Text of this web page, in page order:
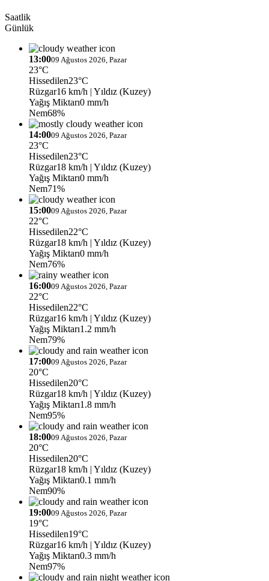
Saatlik
Günlük
13:0009 Ağustos 2026, Pazar
23°C
Hissedilen23°C
Rüzgar16 km/h | Yıldız (Kuzey)
Yağış Miktarı0 mm/h
Nem68%
14:0009 Ağustos 2026, Pazar
23°C
Hissedilen23°C
Rüzgar18 km/h | Yıldız (Kuzey)
Yağış Miktarı0 mm/h
Nem71%
15:0009 Ağustos 2026, Pazar
22°C
Hissedilen22°C
Rüzgar18 km/h | Yıldız (Kuzey)
Yağış Miktarı0 mm/h
Nem76%
16:0009 Ağustos 2026, Pazar
22°C
Hissedilen22°C
Rüzgar16 km/h | Yıldız (Kuzey)
Yağış Miktarı1.2 mm/h
Nem79%
17:0009 Ağustos 2026, Pazar
20°C
Hissedilen20°C
Rüzgar18 km/h | Yıldız (Kuzey)
Yağış Miktarı1.8 mm/h
Nem95%
18:0009 Ağustos 2026, Pazar
20°C
Hissedilen20°C
Rüzgar18 km/h | Yıldız (Kuzey)
Yağış Miktarı0.1 mm/h
Nem90%
19:0009 Ağustos 2026, Pazar
19°C
Hissedilen19°C
Rüzgar16 km/h | Yıldız (Kuzey)
Yağış Miktarı0.3 mm/h
Nem97%